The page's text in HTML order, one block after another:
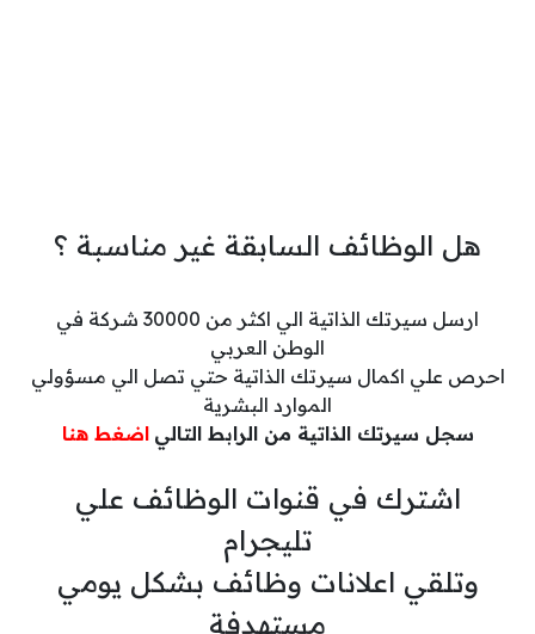
هل الوظائف السابقة غير مناسبة ؟
ارسل سيرتك الذاتية الي اكثر من 30000 شركة في
الوطن العربي
احرص علي اكمال سيرتك الذاتية حتي تصل الي مسؤولي
الموارد البشرية
سجل سيرتك الذاتية من الرابط التالي اضغط هنا
اشترك في قنوات الوظائف علي
تليجرام
وتلقي اعلانات وظائف بشكل يومي
مستهدفة